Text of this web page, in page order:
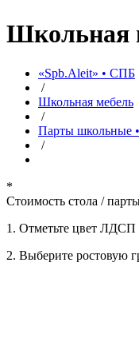
Школьная
«Spb.Aleit» • СПБ
/
Школьная мебель
/
Парты школьные
/
*
Стоимость стола /
1. Oтметьте цвет ЛДСП
2. Выберите ростовую